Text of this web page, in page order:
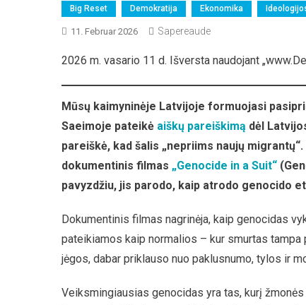
Big Reset Demokratija Ekonomika
11. Februar 2026 Sapereaude
2026 m. vasario 11 d. Išversta naudojant
Mūsų kaimyninėje Latvijoje formuojasi
Saeimoje pateikė aiškų pareiškimą dėl
pareiškė, kad šalis „nepriims naujų
dokumentinis filmas „Genocide in a Suit“
pavyzdžiu, jis parodo, kaip atrodo genocido
Dokumentinis filmas nagrinėja, kaip genocidas
pateikiamos kaip normalios – kur smurtas
jėgos, dabar priklauso nuo paklusnumo, tylos ir
Veiksmingiausias genocidas yra tas, kurį